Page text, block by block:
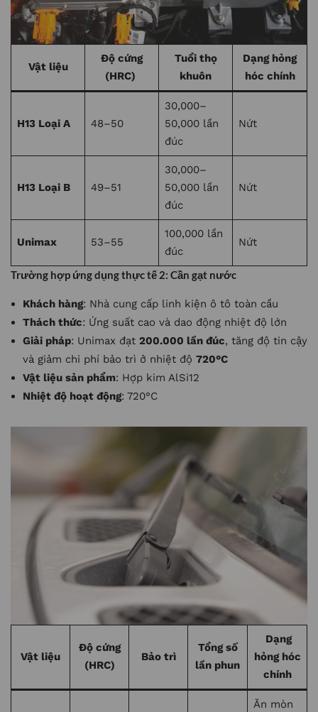
Vật liệu
Độ cứng
(HRC)
Tuổi thọ
khuôn
Dạng hỏng
hóc chính
H13 Loại A 48–50
30,000–
50,000 lần
đúc
Nứt
H13 Loại B 49–51
30,000–
50,000 lần
đúc
Nứt
Unimax 53–55
100,000 lần
đúc
Nứt
Trường hợp ứng dụng thực tế 2: Cần gạt nước
Khách hàng: Nhà cung cấp linh kiện ô tô toàn cầu
Thách thức: Ứng suất cao và dao động nhiệt độ lớn
Giải pháp: Unimax đạt 200.000 lần đúc, tăng độ tin cậy
và giảm chi phí bảo trì ở nhiệt độ 720°C
Vật liệu sản phẩm: Hợp kim AlSi12
Nhiệt độ hoạt động: 720°C
Vật liệu
Độ cứng
(HRC)
Bảo trì
Tổng số
lần phun
Dạng
hỏng hóc
chính
Ăn mòn